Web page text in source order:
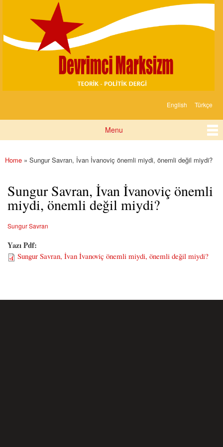
content
Marksizm
English Türkçe
Menu
You are here
Home » Sungur Savran, İvan İvanoviç önemli miydi, önemli değil miydi?
Sungur Savran, İvan İvanoviç önemli
miydi, önemli değil miydi?
Sungur Savran
Yazı Pdf:
Sungur Savran, İvan İvanoviç önemli miydi, önemli değil miydi?